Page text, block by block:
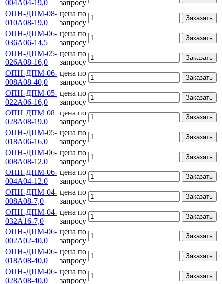
004А04-19,0 запросу
ОПН-ДПМ-08-
010А08-19,0
цена по
запросу
Заказать
ОПН-ДПМ-06-
036А06-14,5
цена по
запросу
Заказать
ОПН-ДПМ-05-
026А08-16,0
цена по
запросу
Заказать
ОПН-ДПМ-06-
008А08-40,0
цена по
запросу
Заказать
ОПН-ДПМ-05-
022А06-16,0
цена по
запросу
Заказать
ОПН-ДПМ-08-
028А08-19,0
цена по
запросу
Заказать
ОПН-ДПМ-05-
018А06-16,0
цена по
запросу
Заказать
ОПН-ДПМ-06-
008А08-12.0
цена по
запросу
Заказать
ОПН-ДПМ-06-
004А04-12.0
цена по
запросу
Заказать
ОПН-ДПМ-04-
008А08-7,0
цена по
запросу
Заказать
ОПН-ДПМ-04-
032А16-7,0
цена по
запросу
Заказать
ОПН-ДПМ-06-
002А02-40,0
цена по
запросу
Заказать
ОПН-ДПМ-06-
018А08-40,0
цена по
запросу
Заказать
ОПН-ДПМ-06-
028А08-40,0
цена по
запросу
Заказать